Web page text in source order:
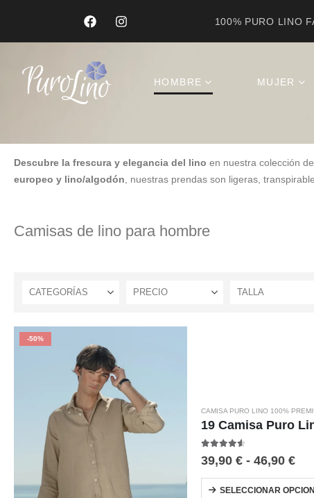
100% PURO LINO
HOMBRE MUJER
Product Archive
Descubre la frescura y elegancia del lino en nuestra colección de
europeo y lino/algodón , nuestras prendas son ligeras,
Camisas de lino para hombre
La elegancia que combina
Las camisas de lino para hombre permiten múltiples
más relajado, abierta sobre camiseta para un enfoque más
siendo los más utilizados, aunque cada vez es más
CATEGORÍAS PRECIO TALLA
-50%
CAMISA PURO LINO 100%
19 Camisa Puro
39,90 € - 46,90 €
SELECCIONAR